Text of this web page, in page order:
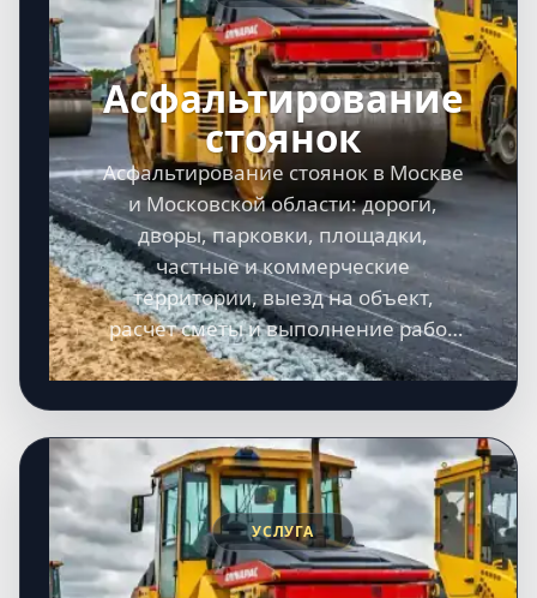
Асфальтирование
стоянок
Асфальтирование стоянок в Москве
и Московской области: дороги,
дворы, парковки, площадки,
частные и коммерческие
территории, выезд на объект,
расчет сметы и выполнение работ
под ключ.
УСЛУГА